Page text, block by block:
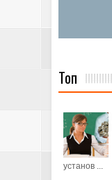
Топ
установ ...